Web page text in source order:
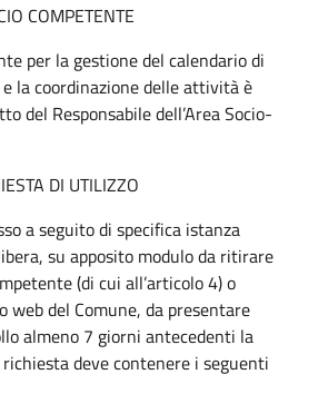
COMPETENTE
per la gestione del calendario di
la coordinazione delle attività è
del Responsabile dell’Area Socio-
DI UTILIZZO
a seguito di specifica istanza
su apposito modulo da ritirare
(di cui all’articolo 4) o
web del Comune, da presentare
almeno 7 giorni antecedenti la
deve contenere i seguenti